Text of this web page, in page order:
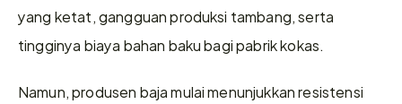
yang ketat, gangguan produksi tambang, serta
tingginya biaya bahan baku bagi pabrik kokas.
Namun, produsen baja mulai menunjukkan resistensi